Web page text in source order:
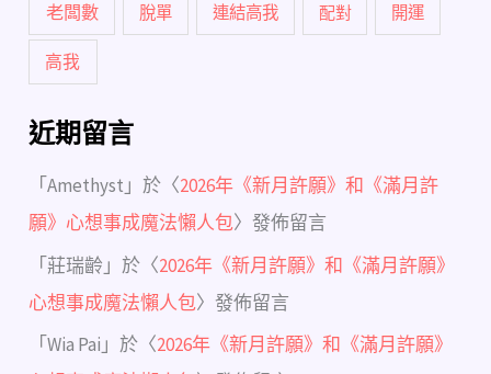
老闆數 脫單 連結高我 配對 開運
高我
近期留言
「Amethyst 」於〈2026年《新月許願》和《滿月許
願》心想事成魔法懶人包〉發佈留言
「莊瑞齡 」於〈2026年《新月許願》和《滿月許願》
心想事成魔法懶人包〉發佈留言
「Wia Pai 」於〈2026年《新月許願》和《滿月許願》